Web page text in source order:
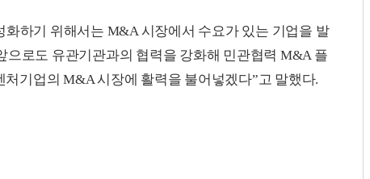
하기 위해서는 M&A 시장에서 수요가 있는 기업을 발
으로도 유관기관과의 협력을 강화해 민관협력 M&A 플
기업의 M&A 시장에 활력을 불어넣겠다”고 말했다.